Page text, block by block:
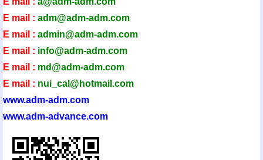
E mail : adm@adm-adm.com
E mail : admin@adm-ad m.com
E mail : info@adm-adm.com
E mail : md@adm-adm.com
E mail : nui_cal@hotmail.com
www.adm-adm.com
www.adm-advance.com